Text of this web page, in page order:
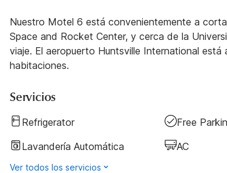
Nuestro Motel 6 está convenientemente a
Space and Rocket Center, y cerca de la
viaje. El aeropuerto Huntsville International
habitaciones.
Servicios
Refrigerator Free
Lavandería Automática
AC
Ver todos los servicios